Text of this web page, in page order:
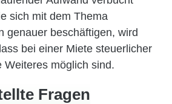
sich mit dem Thema
genauer beschäftigen, wird
bei einer Miete steuerlicher
Weiteres möglich sind.
Fragen